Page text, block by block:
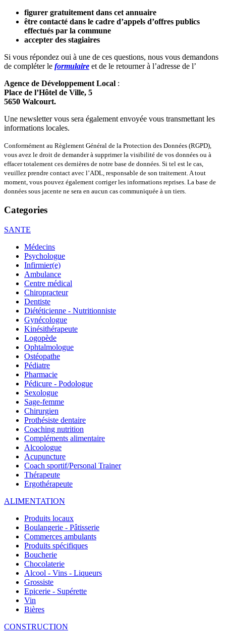
figurer gratuitement dans cet annuaire
être contacté dans le cadre d’appels d’offres publics
effectués par la commune
accepter des stagiaires
Si vous répondez oui à une de ces questions, nous vous demandons
de compléter le formulaire et de le retourner à l’adresse de l’
Agence de Développement Local :
Place de l’Hôtel de Ville, 5
5650 Walcourt.
Une newsletter vous sera également envoyée vous transmettant les
informations locales.
Conformément au Règlement Général de la Protection des Données (RGPD),
vous avez le droit de demander à supprimer la visibilité de vos données ou à
effacer totalement ces dernières de notre base de données. Si tel est le cas,
veuillez prendre contact avec l’ADL, responsable de son traitement. A tout
moment, vous pouvez également corriger les informations reprises. La base de
données sous jacente ne sera en aucun cas communiquée à un tiers.
Categories
SANTE
Médecins
Psychologue
Infirmier(e)
Ambulance
Centre médical
Chiropracteur
Dentiste
Diététicienne - Nutritionniste
Gynécologue
Kinésithérapeute
Logopède
Ophtalmologue
Ostéopathe
Pédiatre
Pharmacie
Pédicure - Podologue
Sexologue
Sage-femme
Chirurgien
Prothésiste dentaire
Coaching nutrition
Compléments alimentaire
Alcoologue
Acupuncture
Coach sportif/Personal Trainer
Thérapeute
Ergothérapeute
ALIMENTATION
Produits locaux
Boulangerie - Pâtisserie
Commerces ambulants
Produits spécifiques
Boucherie
Chocolaterie
Alcool - Vins - Liqueurs
Grossiste
Epicerie - Supérette
Vin
Bières
CONSTRUCTION